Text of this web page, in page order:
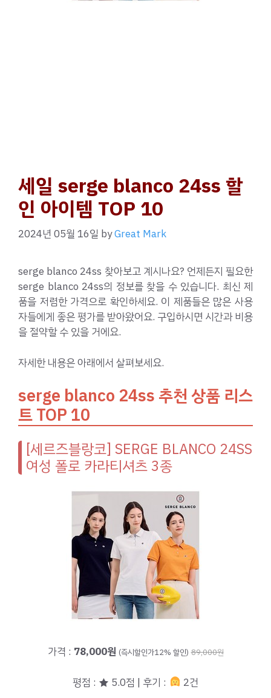
세일 serge blanco 24ss 할
인 아이템 TOP 10
2024년 05월 16일 byGreat Mark
serge blanco 24ss 찾아보고 계시나요? 언제든지 필요한
serge blanco 24ss의 정보를 찾을 수 있습니다. 최신 제
품을 저렴한 가격으로 확인하세요. 이 제품들은 많은 사용
자들에게 좋은 평가를 받아왔어요. 구입하시면 시간과 비용
을 절약할 수 있을 거에요.
자세한 내용은 아래에서 살펴보세요.
serge blanco 24ss 추천 상품 리스
트 TOP 10
[세르즈블랑코] SERGE BLANCO 24SS
여성 폴로 카라티셔츠 3종
가격 : 78,000원 (즉시할인가12% 할인) 89,000원
평점 : ★ 5.0점 | 후기 : 2건